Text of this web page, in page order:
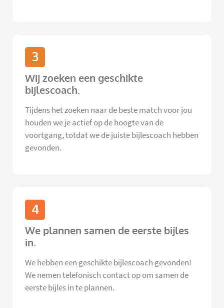
3
Wij zoeken een geschikte
bijlescoach.
Tijdens het zoeken naar de beste match voor jou
houden we je actief op de hoogte van de
voortgang, totdat we de juiste bijlescoach hebben
gevonden.
4
We plannen samen de eerste bijles
in.
We hebben een geschikte bijlescoach gevonden!
We nemen telefonisch contact op om samen de
eerste bijles in te plannen.